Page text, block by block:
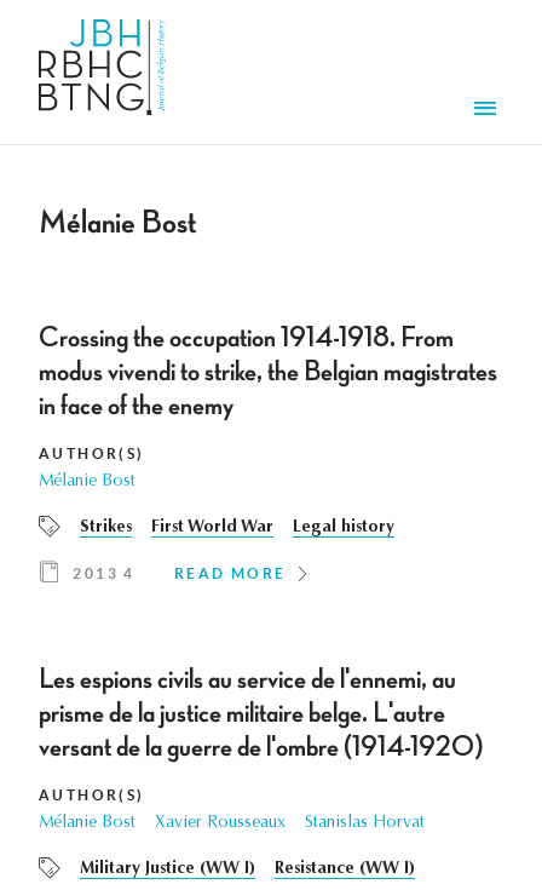
Mélanie Bost
Crossing the occupation 1914-1918. From
modus vivendi to strike, the Belgian magistrates
in face of the enemy
AUTHOR(S)
Mélanie Bost
Strikes First World War Legal history
2013 4 READ MORE
Les espions civils au service de l'ennemi, au
prisme de la justice militaire belge. L'autre
versant de la guerre de l'ombre (1914-1920)
AUTHOR(S)
Mélanie Bost Xavier Rousseaux Stanislas Horvat
Military Justice (WW I) Resistance (WW I)